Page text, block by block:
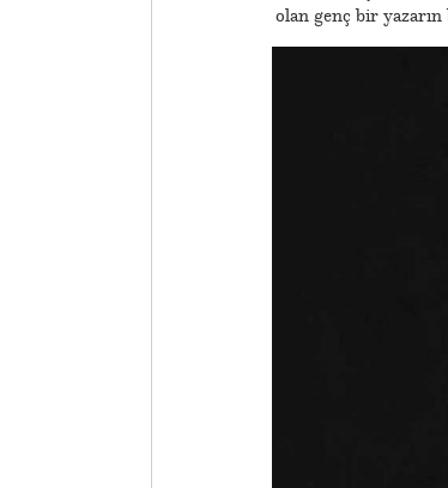
olan genç bir yazarın